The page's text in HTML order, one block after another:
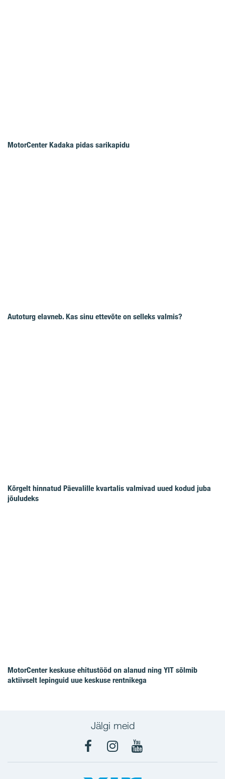
MotorCenter Kadaka pidas sarikapidu
Autoturg elavneb. Kas sinu ettevõte on selleks valmis?
Kõrgelt hinnatud Päevalille kvartalis valmivad uued kodud juba
jõuludeks
MotorCenter keskuse ehitustööd on alanud ning YIT sõlmib
aktiivselt lepinguid uue keskuse rentnikega
Jälgi meid
FacebookInstagram
YouTube